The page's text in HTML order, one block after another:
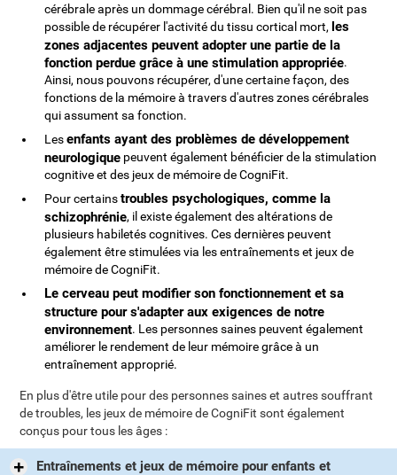
cérébrale après un dommage cérébral. Bien qu'il ne soit pas
possible de récupérer l'activité du tissu cortical mort, les
zones adjacentes peuvent adopter une partie de la
fonction perdue grâce à une stimulation appropriée.
Ainsi, nous pouvons récupérer, d'une certaine façon, des
fonctions de la mémoire à travers d'autres zones cérébrales
qui assument sa fonction.
Lesenfants ayant des problèmes de développement
neurologique peuvent également bénéficier de la stimulation
cognitive et des jeux de mémoire de CogniFit.
Pour certainstroubles psychologiques, comme la
schizophrénie, il existe également des altérations de
plusieurs habiletés cognitives. Ces dernières peuvent
également être stimulées via les entraînements et jeux de
mémoire de CogniFit.
Le cerveau peut modifier son fonctionnement et sa
structure pour s'adapter aux exigences de notre
environnement. Les personnes saines peuvent également
améliorer le rendement de leur mémoire grâce à un
entraînement approprié.
En plus d'être utile pour des personnes saines et autres souffrant
de troubles, les jeux de mémoire de CogniFit sont également
conçus pour tous les âges :
Entraînements et jeux de mémoire pour enfants et